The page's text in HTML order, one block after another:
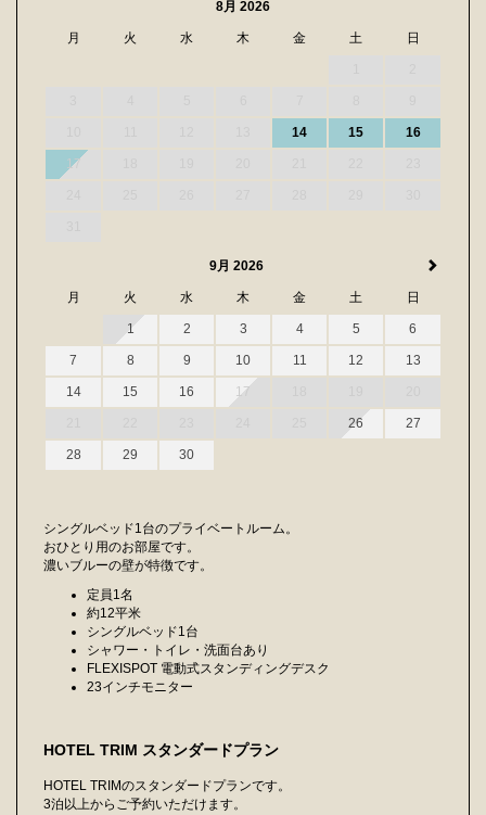
8月 2026
月 火 水 木 金 土 日
14 15 16
17
9月 2026
月 火 水 木 金 土 日
1 2 3 4 5 6
7 8 9 10 11 12 13
14 15 16 17
26 27
28 29 30
シングルベッド1台のプライベートルーム。
おひとり用のお部屋です。
濃いブルーの壁が特徴です。
定員1名
約12平米
シングルベッド1台
シャワー・トイレ・洗面台あり
FLEXISPOT 電動式スタンディングデスク
23インチモニター
HOTEL TRIM スタンダードプラン
HOTEL TRIMのスタンダードプランです。
3泊以上からご予約いただけます。